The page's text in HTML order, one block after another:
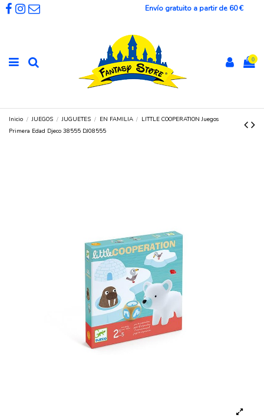
Envío gratuito a partir de 60 €
0
Inicio JUEGOS JUGUETES EN FAMILIA
LITTLE COOPERATION Juegos
Primera Edad Djeco 38555 DJ08555